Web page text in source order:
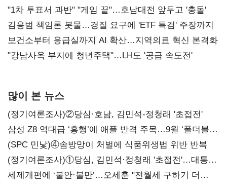
불복'
"1차 투표서 과반" "게임 끝"…호남대전 앞두고 '충돌'
김용범 책임론 봇물…경질 요구에 'ETF 특검' 주장까지
보건소부터 응급실까지 AI 확산…지역의료 혁신 본격화
"강남사옥 부지에 청년주택"…LH도 '공급 속도전'
많이 본 뉴스
(정기여론조사)②당심·호남, 김민석-정청래 '초접전'
삼성 Z8 역대급 ‘흥행’에 애플 반격 주목…9월 ‘폴더블
대전’
(SPC 민낯)④솜방망이 처벌에 식품위생법 위반 반복
(정기여론조사)①당심, 김민석·정청래 '초접전'…대통령
지지도 '50% 아래로'(종합)
세제개편에 ‘불안·불만’…오세훈 "전월세 구하기 더